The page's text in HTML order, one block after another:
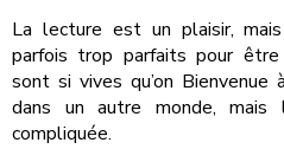
La lecture est un plaisir,
parfois trop parfaits pour être
sont si vives qu’on
dans un autre monde,
compliquée.